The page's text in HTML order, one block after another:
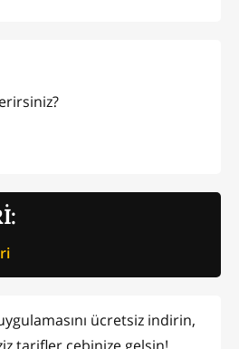
ücretsiz indirin,
tarifler cebinize gelsin!